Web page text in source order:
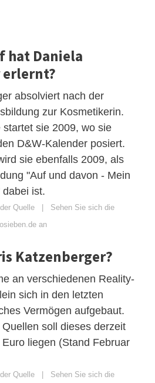
hat Daniela
erlernt?
absolviert nach der
zur Kosmetikerin.
sie 2009, wo sie
D&W-Kalender posiert.
sie ebenfalls 2009, als
"Auf und davon - Mein
ist.
Quelle | Sehen Sie sich die
an
Katzenberger?
an verschiedenen Reality-
sich in den letzten
Vermögen aufgebaut.
soll dieses derzeit
liegen (Stand Februar
Quelle | Sehen Sie sich die